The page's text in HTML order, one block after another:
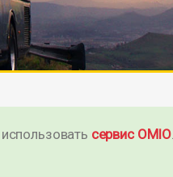
сервис OMIO